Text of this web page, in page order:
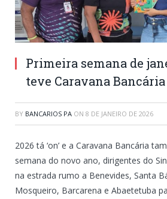
Primeira semana de
teve Caravana Bancária
BY BANCARIOS PA ON 8 DE JANEIRO DE 2026
2026 tá ‘on’ e a Caravana Bancária
semana do novo ano, dirigentes do
na estrada rumo a Benevides, Santa
Mosqueiro, Barcarena e Abaetetuba